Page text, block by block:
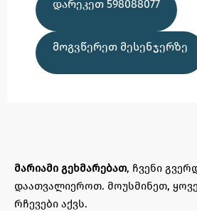
ᲓᲐᲠᲔᲙᲔᲗ 598088077
ᲛᲝᲒᲕᲬᲔᲠᲔᲗ ᲛᲔᲡᲔᲜᲯᲔᲠᲖᲔ
მარიამი გეხმარებათ, ჩვენი
დაათვალიეროთ. მოუსმინეთ,
რჩევები აქვს.